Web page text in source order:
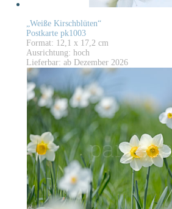
„Weiße Kirschblüten“
Postkarte pk1003
Format: 12,1 x 17,2 cm
Ausrichtung: hoch
Lieferbar: ab Dezember 2026